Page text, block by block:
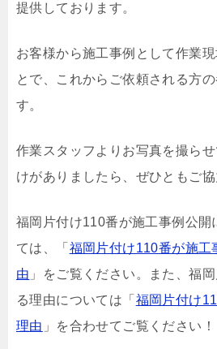
提供しております。
お客様から施工事例として作業
とで、これからご依頼される方
す。
作業スタッフよりお写真を撮ら
けがありましたら、ぜひともご協
福岡片付け110番が施工事例公開
ては、「 福岡片付け110番が施工
由 」をご覧ください。また、福
る理由については「 福岡片付け
理由 」を合わせてご覧ください！